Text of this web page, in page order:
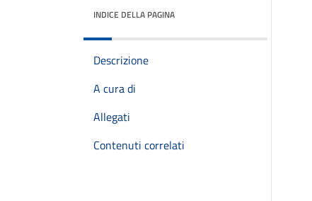
INDICE DELLA PAGINA
Descrizione
A cura di
Allegati
Contenuti correlati